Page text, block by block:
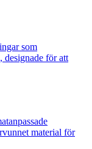
som
designade för att
material för